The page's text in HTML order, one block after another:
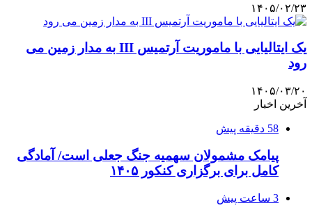
۱۴۰۵/۰۲/۲۳
یک ایتالیایی با ماموریت آرتمیس III به مدار زمین می
رود
۱۴۰۵/۰۳/۲۰
آخرین اخبار
58 دقیقه پیش
پیامک مشمولان سهمیه جنگ جعلی است/ آمادگی
کامل برای برگزاری کنکور ۱۴۰۵
3 ساعت پیش